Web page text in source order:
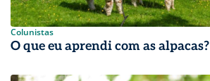
Colunistas
O que eu aprendi com as alpacas?